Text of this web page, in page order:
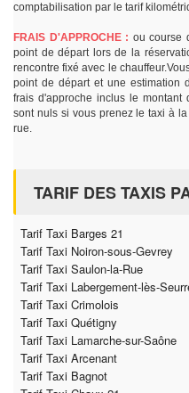
comptabilisation par le tarif
FRAIS D'APPROCHE : ou course
point de départ lors de la
rencontre fixé avec le
point de départ et une estimation
frais d'approche inclus le montant
sont nuls si vous prenez le taxi à
rue.
TARIF DES TAXIS
Tarif Taxi Barges 21
Tarif Taxi Noiron-sous-Gevrey
Tarif Taxi Saulon-la-Rue
Tarif Taxi Labergement-lès-
Tarif Taxi Crimolois
Tarif Taxi Quétigny
Tarif Taxi Lamarche-sur-Saône
Tarif Taxi Arcenant
Tarif Taxi Bagnot